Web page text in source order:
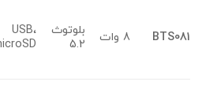
BTS081 8 وات
بلوتوث
5.2
USB،